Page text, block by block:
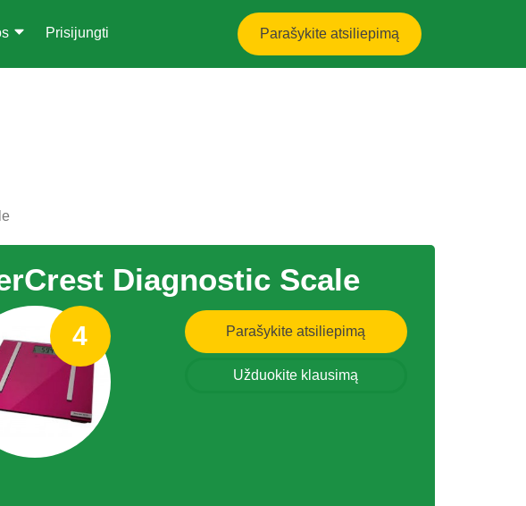
Parašykite atsiliepimą
Prisijungti
Diagnostic Scale
4 Parašykite atsiliepimą
Užduokite klausimą